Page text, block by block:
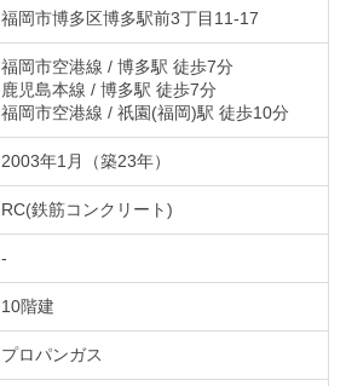
福岡市博多区博多駅前3丁目11-17
福岡市空港線 / 博多駅 徒歩7分
鹿児島本線 / 博多駅 徒歩7分
福岡市空港線 / 祇園(福岡)駅 徒歩10分
2003年1月（築23年）
RC(鉄筋コンクリート)
-
10階建
プロパンガス